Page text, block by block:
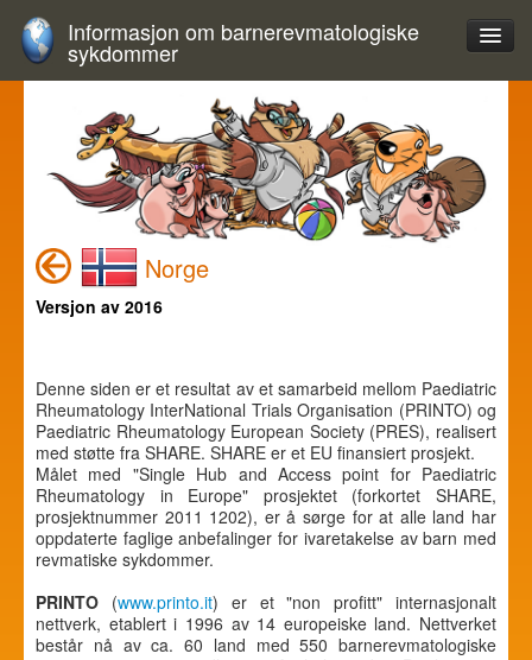
Informasjon om barnerevmatologiske
sykdommer
Norge
Versjon av 2016
Denne siden er et resultat av et samarbeid mellom Paediatric
Rheumatology InterNational Trials Organisation (PRINTO) og
Paediatric Rheumatology European Society (PRES), realisert
med støtte fra SHARE. SHARE er et EU finansiert prosjekt.
Målet med "Single Hub and Access point for Paediatric
Rheumatology in Europe" prosjektet (forkortet SHARE,
prosjektnummer 2011 1202), er å sørge for at alle land har
oppdaterte faglige anbefalinger for ivaretakelse av barn med
revmatiske sykdommer.
PRINTO (www.printo.it) er et "non profitt" internasjonalt
nettverk, etablert i 1996 av 14 europeiske land. Nettverket
består nå av ca. 60 land med 550 barnerevmatologiske